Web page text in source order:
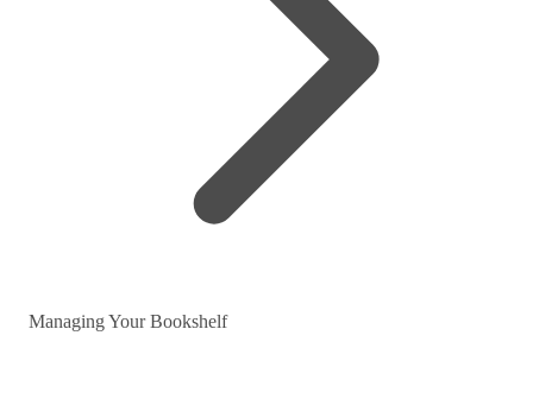
Managing Your Bookshelf